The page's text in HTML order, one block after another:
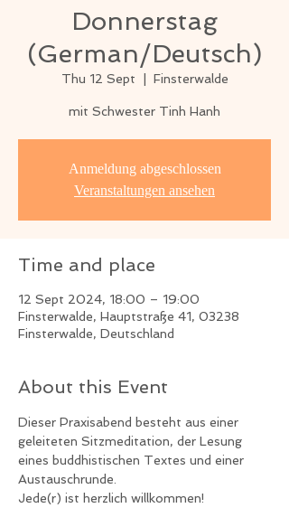
Donnerstag
(German/Deutsch)
Thu 12 Sept Finsterwalde
mit Schwester Tinh Hanh
Anmeldung abgeschlossen
Veranstaltungen ansehen
Time and place
12 Sept 2024, 18:00 – 19:00
Finsterwalde, Hauptstraße 41, 03238
Finsterwalde, Deutschland
About this Event
Dieser Praxisabend besteht aus einer
geleiteten Sitzmeditation, der Lesung
eines buddhistischen Textes und einer
Austauschrunde.
Jede(r) ist herzlich willkommen!